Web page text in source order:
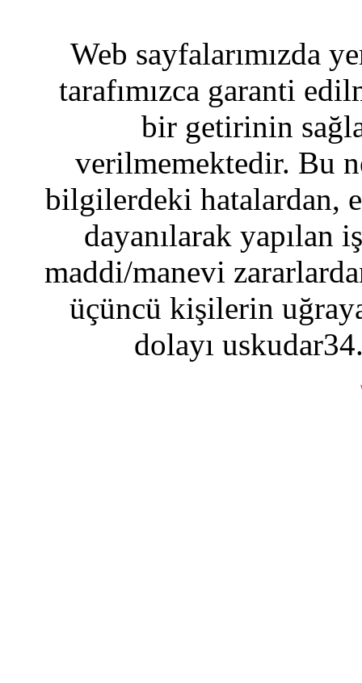
Web sayfalarımızda
tarafımızca garanti
bir getirinin
verilmemektedir. Bu
bilgilerdeki hatalardan,
dayanılarak yapılan
maddi/manevi
üçüncü kişilerin
dolayı